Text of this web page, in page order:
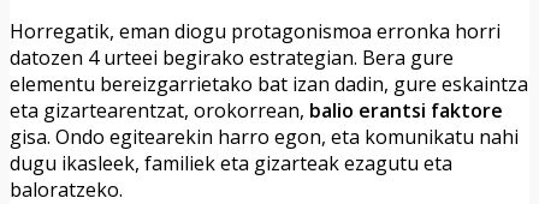
Horregatik, eman diogu protagonismoa erronka horri
datozen 4 urteei begirako estrategian. Bera gure
elementu bereizgarrietako bat izan dadin, gure eskaintza
eta gizartearentzat, orokorrean, balio erantsi faktore
gisa. Ondo egitearekin harro egon, eta komunikatu nahi
dugu ikasleek, familiek eta gizarteak ezagutu eta
baloratzeko.